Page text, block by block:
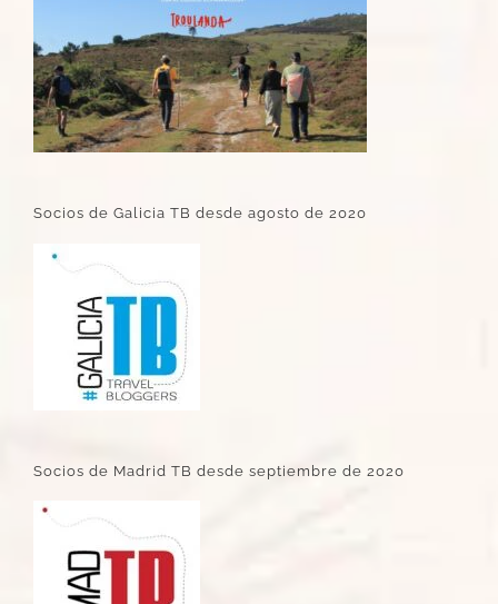
Socios de Galicia TB desde agosto de 2020
Socios de Madrid TB desde septiembre de 2020